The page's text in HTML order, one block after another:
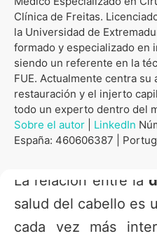
Clínica de Freitas.
la Universidad de
formado y especializado en
siendo un referente en la
FUE. Actualmente centra
restauración y el injerto
todo un experto dentro del
Sobre el autor
LinkedIn
España: 460606387 |
La relación entre la
salud del cabello es
cada vez más